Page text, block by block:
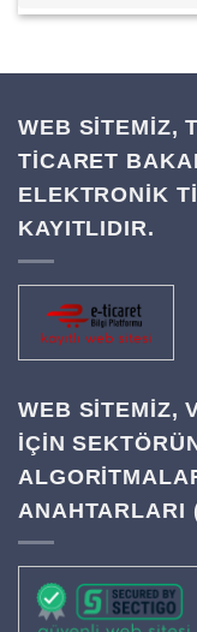
WEB SİTEMİZ,
TİCARET
ELEKTRONİK
KAYITLIDIR.
WEB SITEMIZ,
IÇIN
ANAHTARLARI